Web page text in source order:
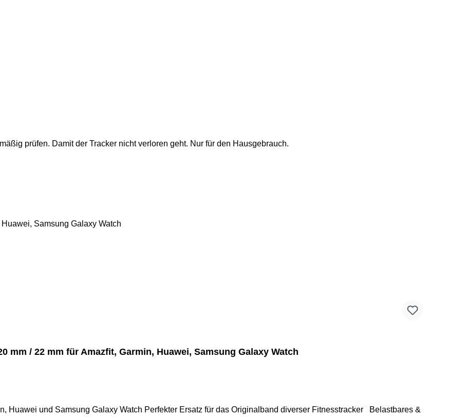
prüfen. Damit der Tracker nicht verloren geht. Nur für den Hausgebrauch.
mm / 22 mm für Amazfit, Garmin, Huawei, Samsung Galaxy Watch
Ersatz für das Originalband diverser Fitnesstracker Belastbares &